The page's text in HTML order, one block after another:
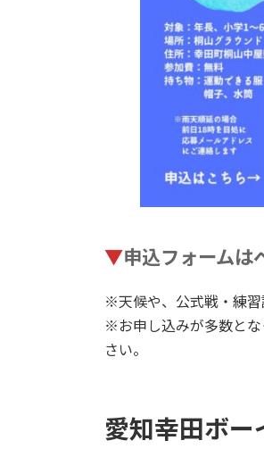
▼申込フォームは
※天候や、公式戦・練習
※お申し込みが多数とな
さい。
愛知幸田ボ